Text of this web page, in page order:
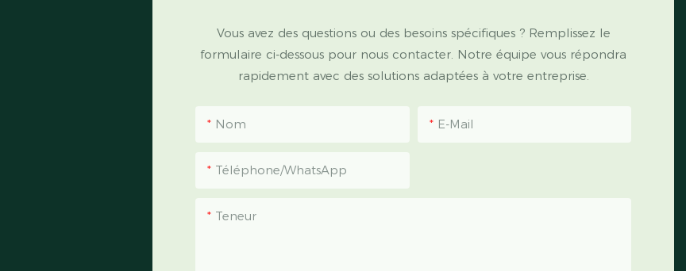
Vous avez des questions ou des besoins spécifiques ? Remplissez le
formulaire ci-dessous pour nous contacter. Notre équipe vous répondra
rapidement avec des solutions adaptées à votre entreprise.
Nom E-Mail
Téléphone/WhatsApp
Teneur